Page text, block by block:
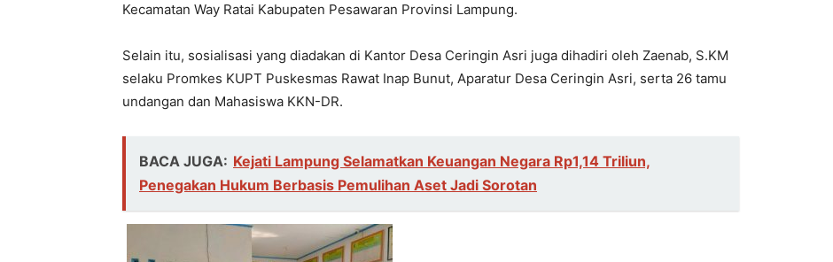
Kecamatan Way Ratai Kabupaten Pesawaran Provinsi Lampung.
Selain itu, sosialisasi yang diadakan di Kantor Desa Ceringin Asri juga dihadiri oleh Zaenab, S.KM
selaku Promkes KUPT Puskesmas Rawat Inap Bunut, Aparatur Desa Ceringin Asri, serta 26 tamu
undangan dan Mahasiswa KKN-DR.
BACA JUGA: Kejati Lampung Selamatkan Keuangan Negara Rp1,14 Triliun,
Penegakan Hukum Berbasis Pemulihan Aset Jadi Sorotan